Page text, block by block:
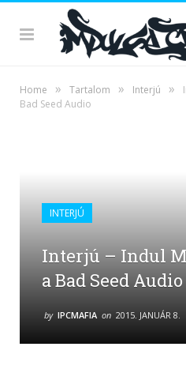
Home » Tartalom » Interjú »
Bad Seed Audio
INTERJÚ
Interjú – Indul
a Bad Seed Audio
by IPCMAFIA on 2015. JANUÁR 8.